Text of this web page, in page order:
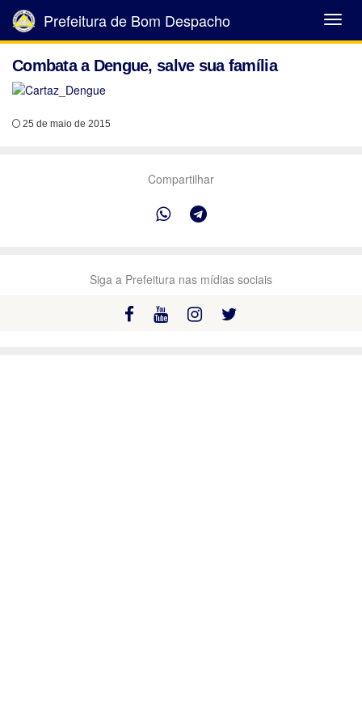
Abrir
Menu
Prefeitura de Bom Despacho
Combata a Dengue, salve sua família
25 de maio de 2015
Compartilhar
Siga a Prefeitura nas mídias sociais